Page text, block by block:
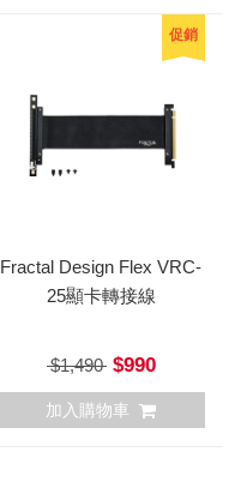
促銷
Fractal Design Flex VRC-
25顯卡轉接線
$1,490$990
加入購物車